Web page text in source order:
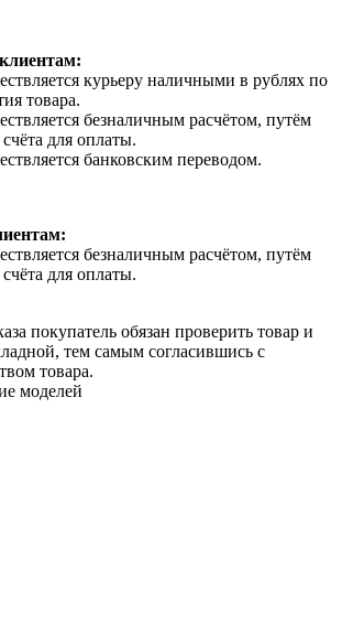
курьеру наличными в рублях по
товара.
безналичным расчётом, путём
для оплаты.
банковским переводом.
безналичным расчётом, путём
для оплаты.
покупатель обязан проверить товар и
тем самым согласившись с
товара.
моделей